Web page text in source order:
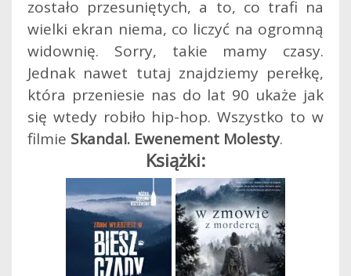
zostało przesuniętych, a to, co trafi na
wielki ekran niema, co liczyć na ogromną
widownię. Sorry, takie mamy czasy.
Jednak nawet tutaj znajdziemy perełkę,
która przeniesie nas do lat 90 ukaże jak
się wtedy robiło hip-hop. Wszystko to w
filmie Skandal. Ewenement Molesty.
Książki: